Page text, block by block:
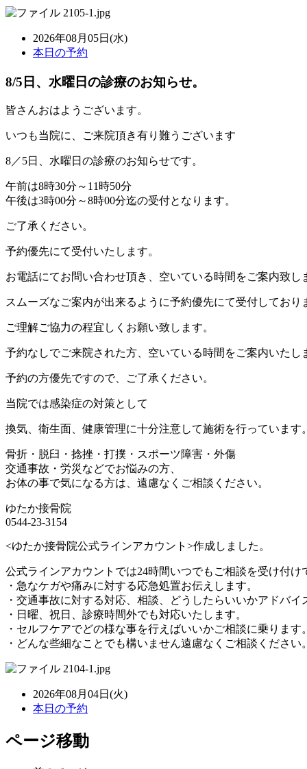
2026年08月05日(水)
本日の予約
8/5日、水曜日の診療のお知らせ。
皆さんおはようございます。
いつも当院に、ご来院頂き有り難うございます
8／5日、水曜日の診療のお知らせです。
午前は8時30分～11時50分
午後は3時00分～8時00分迄の受付となります。
ご了承ください。
予約優先にて受付いたします。
お電話にてお問い合わせ頂き、空いている時間をご案内致し
スムーズなご案内が出来るように予約優先にて受付しており
ご理解ご協力の程宜しくお願い致します。
予約なしでご来院された方、空いている時間をご案内いたし
予約の方優先ですので、ご了承ください。
当院では感染症の対策として
換気、衛生面、健康管理に十分注意して施術を行っています。
骨折・脱臼・捻挫・打撲・スポーツ障害・外傷
交通事故・労災などでお悩みの方、
お体の事で気になる方は、遠慮なくご相談ください。
ゆたか接骨院
0544-23-3154
<ゆたか接骨院公式ラインアカウント>作成しました。
公式ラインアカウントでは24時間いつでもご相談を受け付け
・急なケガや痛みに対する応急処置お伝えします。
・交通事故に対する対応、相談、どうしたらいいかアドバイ
・日曜、祝日、診療時間外でも対応いたします。
・セルフケアでどの様な事を行えばいいかご相談に乗ります。
・どんな些細なことでも構いません遠慮なくご相談ください。
2026年08月04日(火)
本日の予約
ページ移動